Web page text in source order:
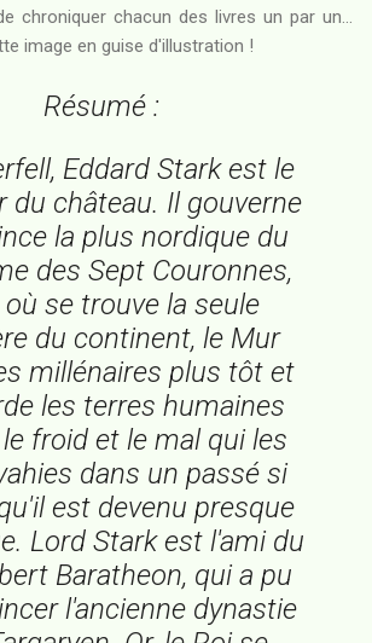
chroniquer chacun des livres un par un...
image en guise d'illustration !
Résumé :
Eddard Stark est le
du château. Il gouverne
la plus nordique du
des Sept Couronnes,
où se trouve la seule
du continent, le Mur
millénaires plus tôt et
les terres humaines
froid et le mal qui les
dans un passé si
est devenu presque
Lord Stark est l'ami du
Baratheon, qui a pu
l'ancienne dynastie